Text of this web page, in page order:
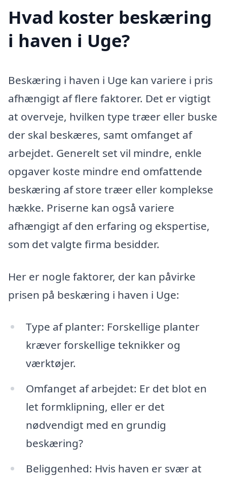
Hvad koster beskæring
i haven i Uge?
Beskæring i haven i Uge kan variere i pris
afhængigt af flere faktorer. Det er vigtigt
at overveje, hvilken type træer eller buske
der skal beskæres, samt omfanget af
arbejdet. Generelt set vil mindre, enkle
opgaver koste mindre end omfattende
beskæring af store træer eller komplekse
hække. Priserne kan også variere
afhængigt af den erfaring og ekspertise,
som det valgte firma besidder.
Her er nogle faktorer, der kan påvirke
prisen på beskæring i haven i Uge:
Type af planter: Forskellige planter
kræver forskellige teknikker og
værktøjer.
Omfanget af arbejdet: Er det blot en
let formklipning, eller er det
nødvendigt med en grundig
beskæring?
Beliggenhed: Hvis haven er svær at